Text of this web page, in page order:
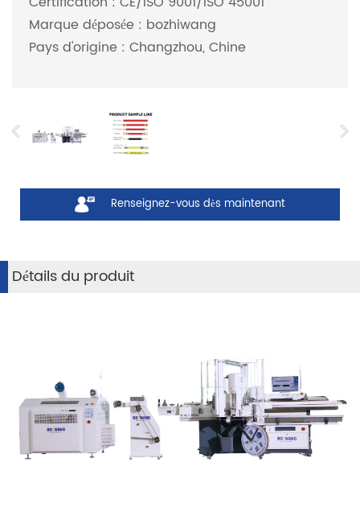
Marque déposée : bozhiwang
Pays d'origine : Changzhou, Chine
Renseignez-vous dès maintenant
Détails du produit